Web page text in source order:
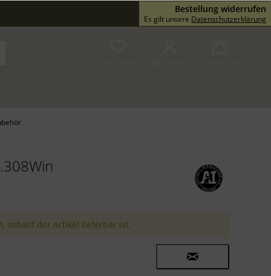
Service/Hilfe
sobald der Artikel lieferbar ist.
Bestellung widerrufen
Es gilt unsere Datenschutzerklärung